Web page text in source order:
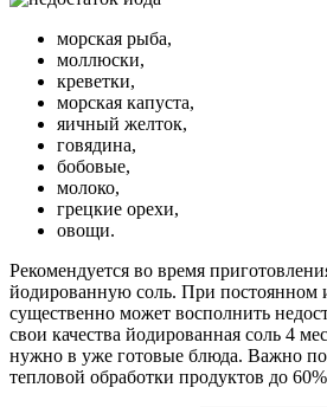
морская рыба,
моллюски,
креветки,
морская капуста,
яичный желток,
говядина,
бобовые,
молоко,
грецкие орехи,
овощи.
Рекомендуется во время
йодированную соль. При постоянном
существенно может восполнить
свои качества йодированная соль 4
нужно в уже готовые блюда. Важно
тепловой обработки продуктов до